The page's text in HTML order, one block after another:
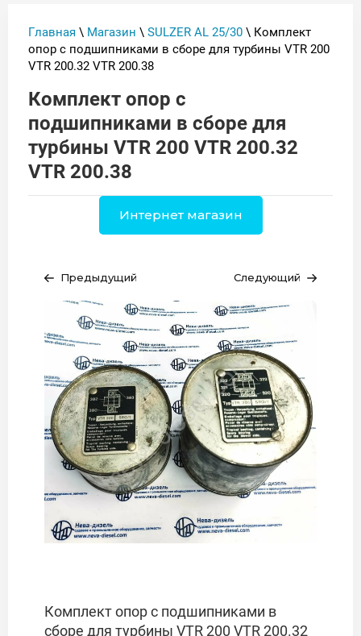
Главная \ Магазин \ SULZER AL 25/30 \ Комплект
опор с подшипниками в сборе для турбины VTR 200
VTR 200.32 VTR 200.38
Комплект опор с
подшипниками в сборе для
турбины VTR 200 VTR 200.32
VTR 200.38
Интернет магазин
Предыдущий Следующий
Комплект опор с подшипниками в
сборе для турбины VTR 200 VTR 200.32